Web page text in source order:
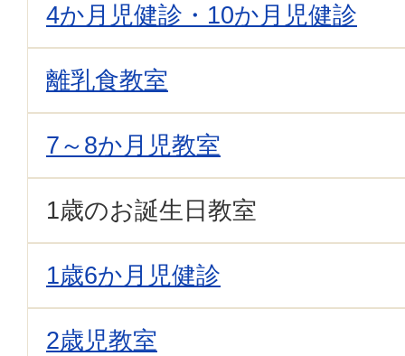
4か月児健診・10か月児健診
離乳食教室
7～8か月児教室
1歳のお誕生日教室
1歳6か月児健診
2歳児教室